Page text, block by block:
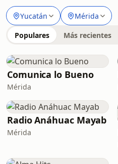
Yucatán Mérida
Populares Más recientes
Comunica lo Bueno
Mérida
Radio Anáhuac Mayab
Mérida